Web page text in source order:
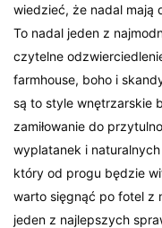
wiedzieć, że nadal mają
To nadal jeden z
czytelne
farmhouse, boho i
są to style wnętrzarskie
zamiłowanie do
wyplatanek i
który od progu będzie
warto sięgnąć po fotel z
jeden z najlepszych